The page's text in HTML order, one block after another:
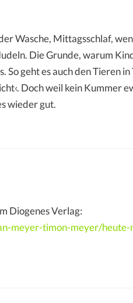
Wasche, Mittagsschlaf,
Die Grunde, warum
geht es auch den Tieren
Doch weil kein Kummer
wieder gut.
Diogenes Verlag:
meyer-timon-meyer/